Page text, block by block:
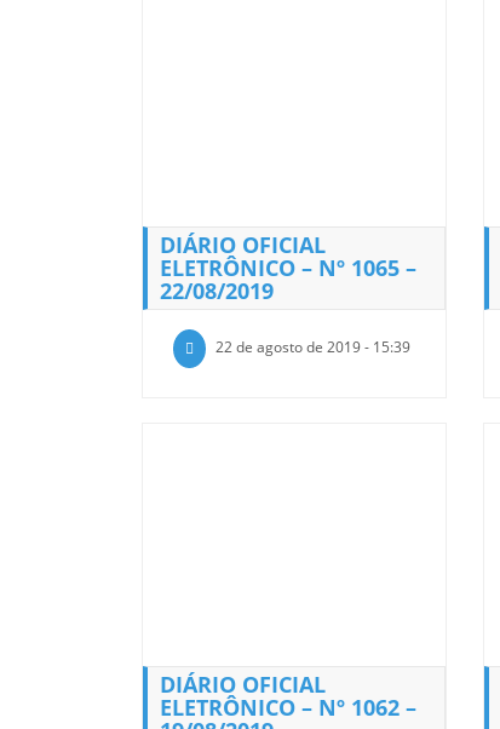
DIÁRIO OFICIAL
ELETRÔNICO – Nº 1065 –
22/08/2019
22 de agosto de 2019 - 15:39
DIÁRIO OFICIAL
ELETRÔNICO – Nº 1062 –